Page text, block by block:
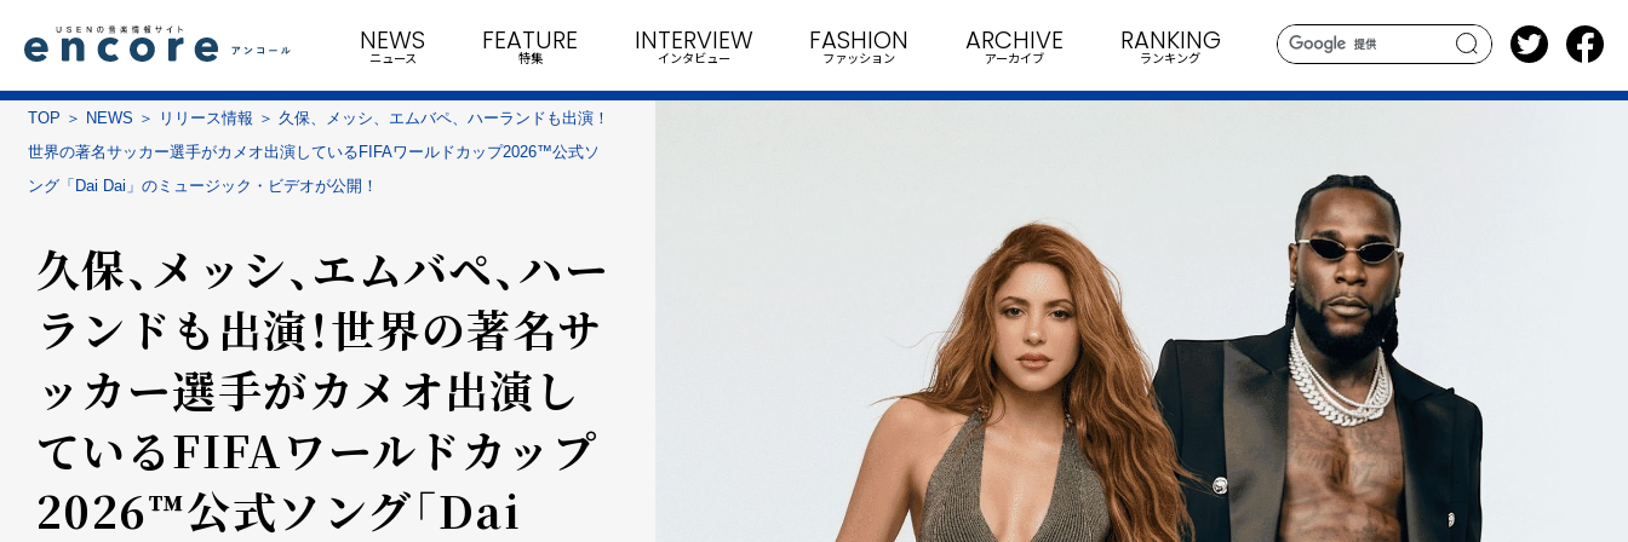
search
NEWS
ニュース
FEATURE
特集
INTERVIEW
インタビュー
FASHION
ファッション
ARCHIVE
アーカイブ
RANKING
ランキング
TOP NEWS リリース情報
久保、メッシ、エムバペ、ハーランドも出演！
世界の著名サッカー選手がカメオ出演しているFIFAワールドカップ2026™公式ソ
ング「Dai Dai」のミュージック・ビデオが公開！
久保、メッシ、エムバペ、ハー
ランドも出演！世界の著名サ
ッカー選手がカメオ出演し
ているFIFAワールドカップ
2026™公式ソング「Dai